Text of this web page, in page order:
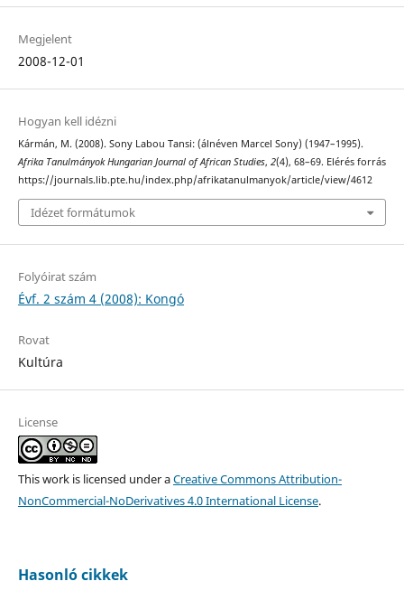
Megjelent
2008-12-01
Hogyan kell idézni
Kármán, M. (2008). Sony Labou Tansi: (álnéven Marcel Sony) (1947–1995).
Afrika Tanulmányok Hungarian Journal of African Studies, 2(4), 68–69. Elérés forrás
https://journals.lib.pte.hu/index.php/afrikatanulmanyok/article/view/4612
Idézet formátumok
Folyóirat szám
Évf. 2 szám 4 (2008): Kongó
Rovat
Kultúra
License
This work is licensed under aCreative Commons Attribution-
NonCommercial-NoDerivatives 4.0 International License.
Hasonló cikkek